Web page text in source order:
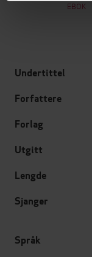
EBOK
Undertittel
Forfattere
Forlag
Utgitt
Lengde
Sjanger
Språk